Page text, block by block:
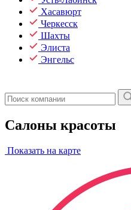
Хасавюрт
Черкесск
Шахты
Элиста
Энгельс
Салоны красоты
Показать на карте